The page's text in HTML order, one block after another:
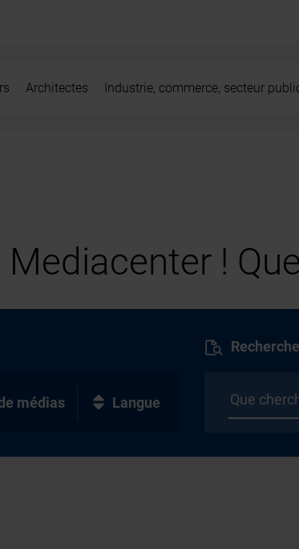
Architectes Industrie, commerce, secteur
Mediacenter !
médias Langue